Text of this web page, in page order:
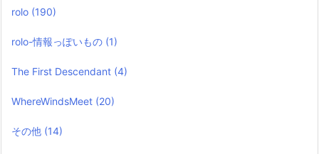
rolo (190)
rolo-情報っぽいもの (1)
The First Descendant (4)
WhereWindsMeet (20)
その他 (14)